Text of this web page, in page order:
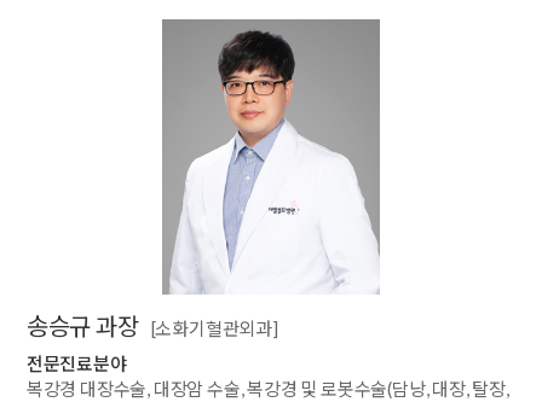
송승규 과장 [소화기혈관외과]
전문진료분야
복강경 대장수술, 대장암 수술, 복강경 및 로봇수술(담낭, 대장, 탈장,